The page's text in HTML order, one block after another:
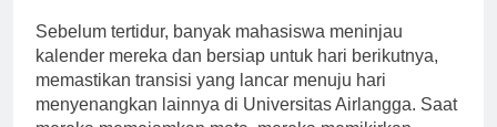
Sebelum tertidur, banyak mahasiswa meninjau
kalender mereka dan bersiap untuk hari berikutnya,
memastikan transisi yang lancar menuju hari
menyenangkan lainnya di Universitas Airlangga. Saat